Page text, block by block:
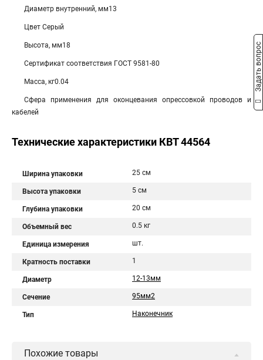
Диаметр внутренний, мм13
Цвет Серый
Высота, мм18
Сертификат соответствия ГОСТ 9581-80
Масса, кг0.04
Сфера применения для оконцевания опрессовкой проводов и
кабелей
Технические характеристики КВТ 44564
Ширина упаковки 25 см
Высота упаковки 5 см
Глубина упаковки 20 см
Объемный вес 0.5 кг
Единица измерения шт.
Кратность поставки 1
Диаметр 12-13мм
Сечение 95мм2
Тип Наконечник
Похожие товары
Задать вопрос